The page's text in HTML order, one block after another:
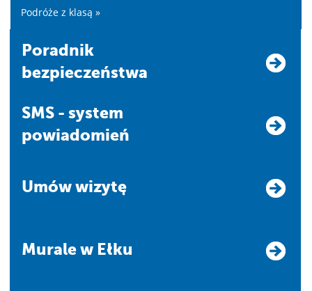
Podróże z klasą »
Poradnik
bezpieczeństwa
SMS - system
powiadomień
Umów wizytę
Murale w Ełku